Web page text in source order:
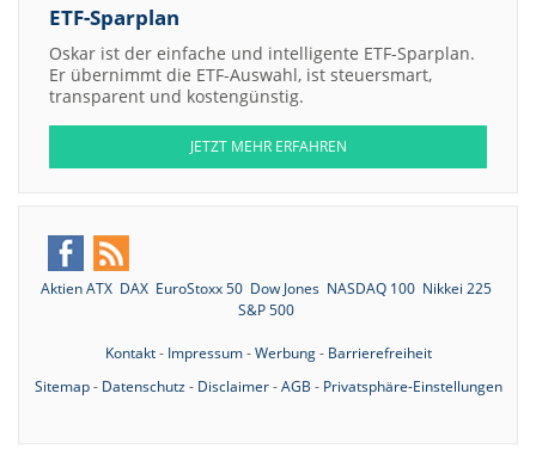
ETF-Sparplan
Oskar ist der einfache und intelligente ETF-Sparplan.
Er übernimmt die ETF-Auswahl, ist steuersmart,
transparent und kostengünstig.
JETZT MEHR ERFAHREN
Aktien ATX DAX EuroStoxx 50 Dow Jones NASDAQ 100 Nikkei 225
S&P 500
Kontakt- Impressum-Werbung- Barrierefreiheit
Sitemap- Datenschutz- Disclaimer-AGB - Privatsphäre-Einstellungen